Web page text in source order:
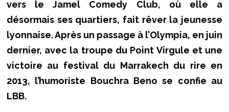
vers le Jamel Comedy Club, où elle a
désormais ses quartiers, fait rêver la jeunesse
lyonnaise. Après un passage à l’Olympia, en juin
dernier, avec la troupe du Point Virgule et une
victoire au festival du Marrakech du rire en
2013, l’humoriste Bouchra Beno se confie au
LBB.